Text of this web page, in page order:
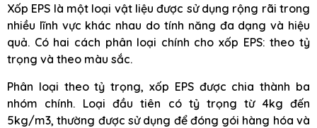
Xốp EPS là một loại vật liệu được sử dụng rộng rãi trong
nhiều lĩnh vực khác nhau do tính năng đa dạng và hiệu
quả. Có hai cách phân loại chính cho xốp EPS: theo tỷ
trọng và theo màu sắc.
Phân loại theo tỷ trọng, xốp EPS được chia thành ba
nhóm chính. Loại đầu tiên có tỷ trọng từ 4kg đến
5kg/m3, thường được sử dụng để đóng gói hàng hóa và